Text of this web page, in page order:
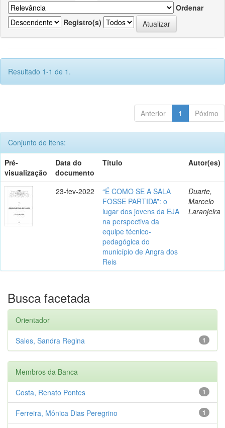
Ordenar
Registro(s)
Resultado 1-1 de 1.
Anterior 1 Póximo
Conjunto de itens:
Pré-
visualização
Data do
documento
Título Autor(es)
23-fev-2022
“É COMO SE A SALA
FOSSE PARTIDA”: o
lugar dos jovens da EJA
na perspectiva da
equipe técnico-
pedagógica do
município de Angra dos
Reis
Duarte,
Marcelo
Laranjeira
Busca facetada
Orientador
1
Sales, Sandra Regina
Membros da Banca
1
Costa, Renato Pontes
1
Ferreira, Mônica Dias Peregrino